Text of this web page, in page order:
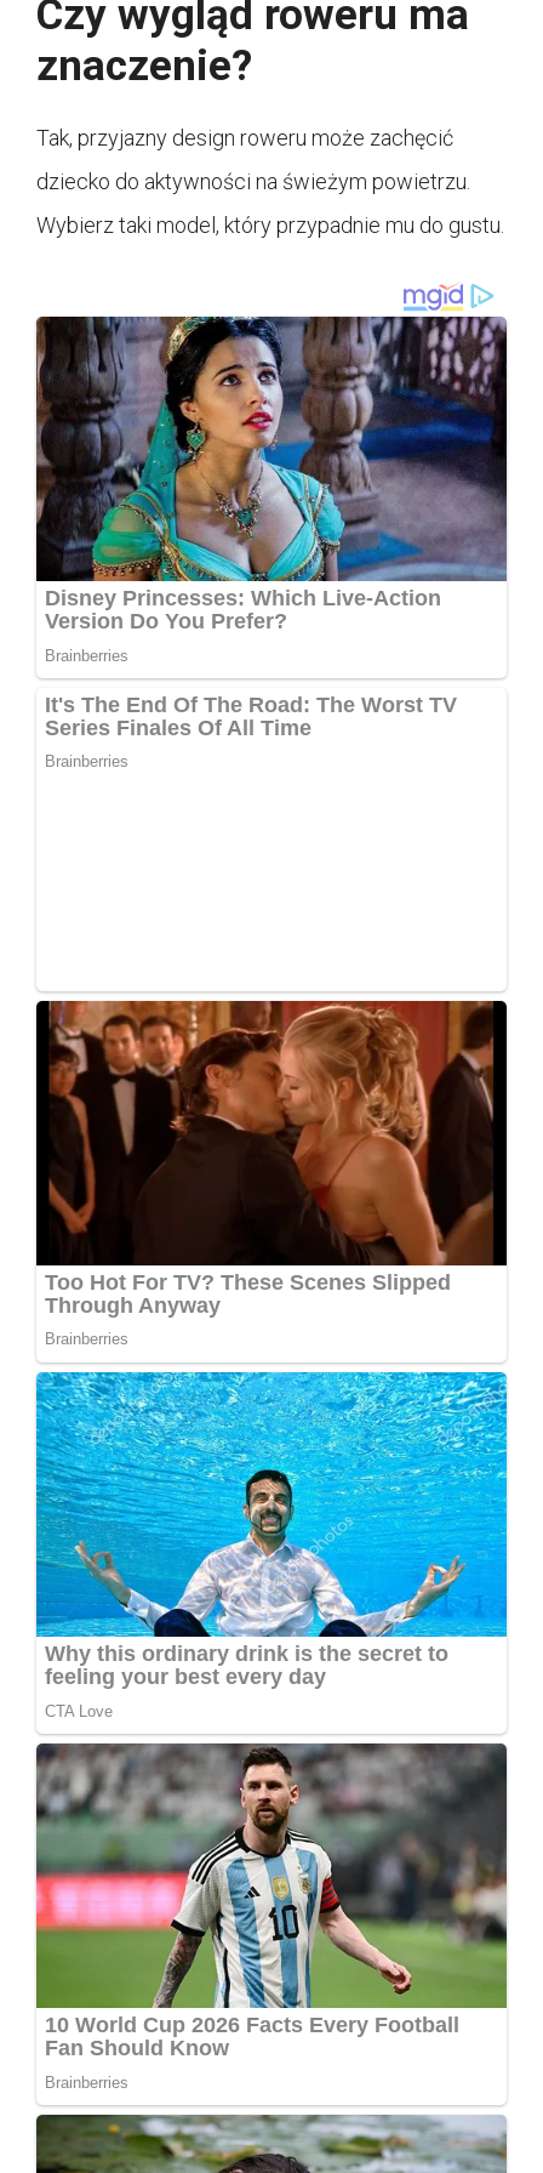
Czy wygląd roweru ma
znaczenie?
Tak, przyjazny design roweru może zachęcić
dziecko do aktywności na świeżym powietrzu.
Wybierz taki model, który przypadnie mu do gustu.